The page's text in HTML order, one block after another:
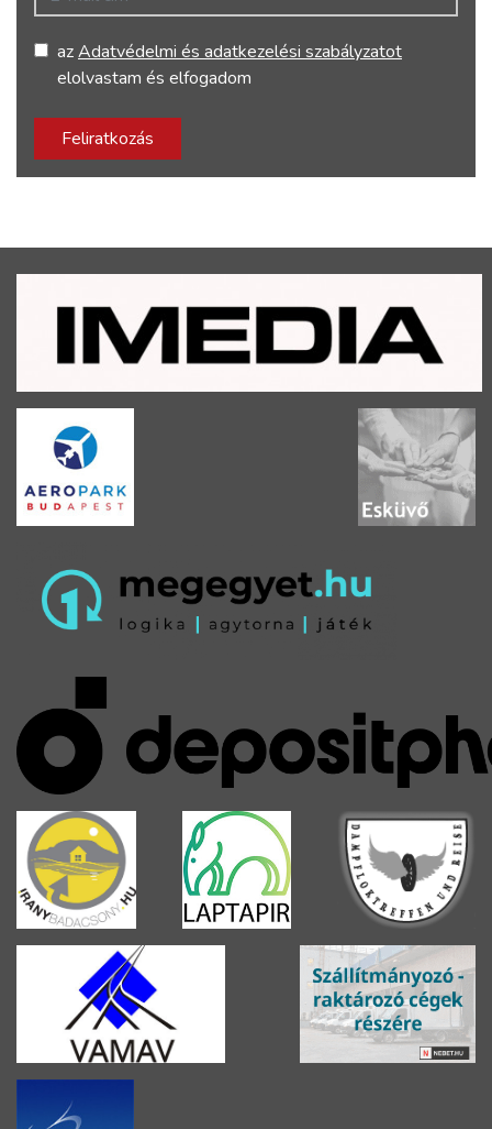
azAdatvédelmi és adatkezelési szabályzatot
elolvastam és elfogadom
Feliratkozás